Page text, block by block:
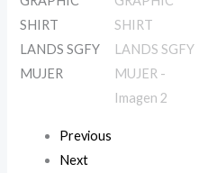
Previous
Next